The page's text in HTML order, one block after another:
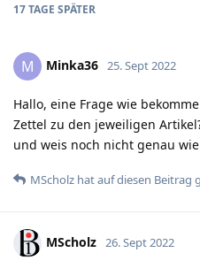
17 TAGE SPÄTER
M Minka36 25. Sept 2022
Hallo, eine Frage wie
Zettel zu den jeweiligen
und weis noch nicht genau
MScholz hatauf diesen Beitrag
MScholz 26. Sept 2022